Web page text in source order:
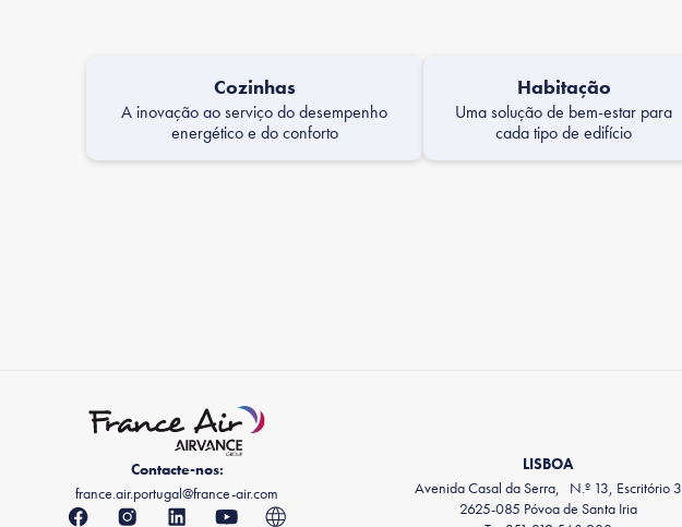
Cozinhas
A inovação ao serviço do desempenho
energético e do conforto
Habitação
Uma solução de bem-estar para
cada tipo de edifício
Contacte-nos:
france.air.portugal@france-air.com
LISBOA
Avenida Casal da Serra, N.º 13, Escritório 3
2625-085 Póvoa de Santa Iria